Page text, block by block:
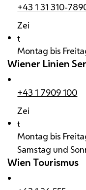
+43 1 31 310-
Zei
t
Montag bis
Wiener Linien
+43 1 7909 100
Zei
t
Montag bis
Samstag und
Wien Tourismus